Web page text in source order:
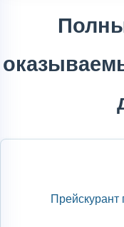
Прейскурант